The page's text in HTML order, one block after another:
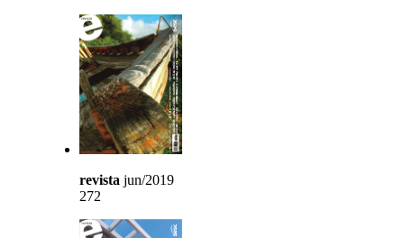
revista jun/2019
272